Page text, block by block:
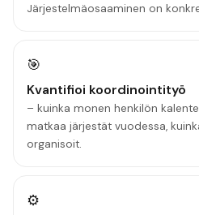
Järjestelmäosaaminen on
🎯
Kvantifioi koordinointityö
– kuinka monen henkilön
matkaa järjestät vuodessa,
organisoit.
⚙️